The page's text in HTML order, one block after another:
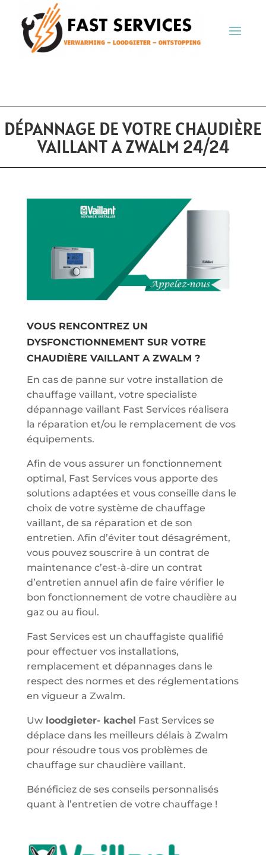
DÉPANNAGE DE VOTRE CHAUDIÈRE
VAILLANT A ZWALM 24/24
VOUS RENCONTREZ UN
DYSFONCTIONNEMENT SUR VOTRE
CHAUDIÈRE VAILLANT A ZWALM ?
En cas de panne sur votre installation de
chauffage vaillant, votre specialiste
dépannage vaillant Fast Services réalisera
la réparation et/ou le remplacement de vos
équipements.
Afin de vous assurer un fonctionnement
optimal, Fast Services vous apporte des
solutions adaptées et vous conseille dans le
choix de votre système de chauffage
vaillant, de sa réparation et de son
entretien. Afin d’éviter tout désagrément,
vous pouvez souscrire à un contrat de
maintenance c’est-à-dire un contrat
d’entretien annuel afin de faire vérifier le
bon fonctionnement de votre chaudière au
gaz ou au fioul.
Fast Services est un chauffagiste qualifié
pour effectuer vos installations,
remplacement et dépannages dans le
respect des normes et des réglementations
en vigueur a Zwalm.
Uwloodgieter- kachel Fast Services se
déplace dans les meilleurs délais à Zwalm
pour résoudre tous vos problèmes de
chauffage sur chaudière vaillant.
Bénéficiez de ses conseils personnalisés
quant à l’entretien de votre chauffage !